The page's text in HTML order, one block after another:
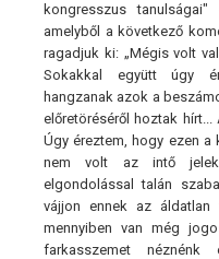
kongresszus
amelyből a következő
ragadjuk ki: „Mégis volt
Sokakkal együtt úgy
hangzanak azok a
előretöréséről hoztak hírt...
Úgy éreztem, hogy ezen
nem volt az intő
elgondolással talán
vájjon ennek az áldatlan
mennyiben van még
farkasszemet néznénk